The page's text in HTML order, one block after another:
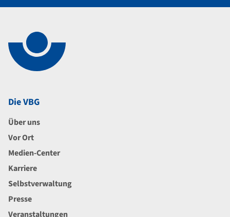
Die VBG
Über uns
Vor Ort
Medien-Center
Karriere
Selbstverwaltung
Presse
Veranstaltungen